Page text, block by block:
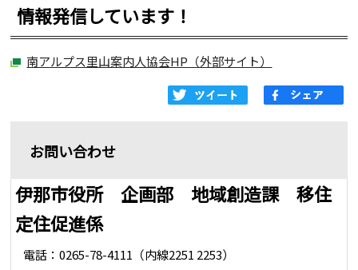
情報発信しています！
南アルプス里山案内人協会HP（外部サイト）
お問い合わせ
伊那市役所 企画部 地域創造課 移住
定住促進係
電話：0265-78-4111（内線2251 2253）